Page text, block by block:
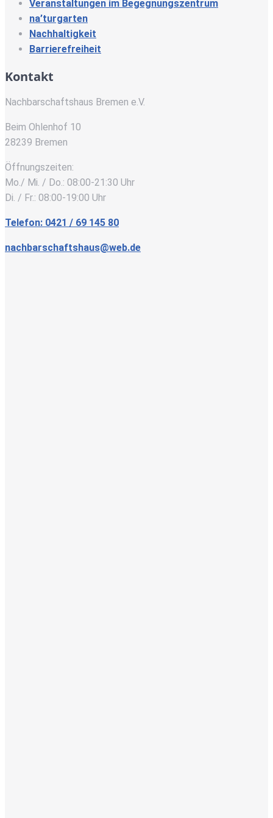
Veranstaltungen im Begegnungszentrum
na’turgarten
Nachhaltigkeit
Barrierefreiheit
Kontakt
Nachbarschaftshaus Bremen e.V.
Beim Ohlenhof 10
28239 Bremen
Öffnungszeiten:
Mo./ Mi. / Do.: 08:00-21:30 Uhr
Di. / Fr.: 08:00-19:00 Uhr
Telefon: 0421 / 69 145 80
nachbarschaftshaus@web.de